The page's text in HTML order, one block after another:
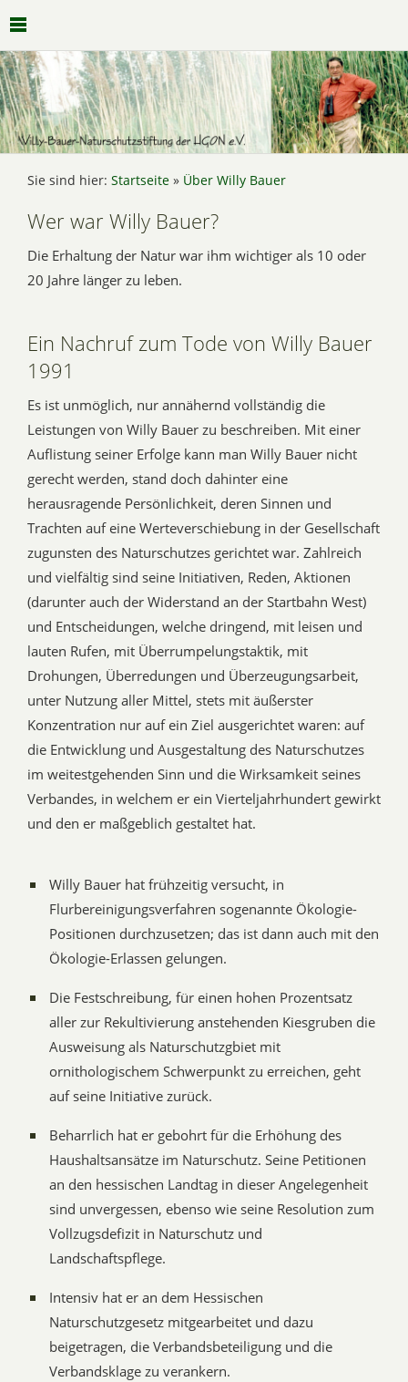
Sie sind hier: Startseite » Über Willy Bauer
Wer war Willy Bauer?
Die Erhaltung der Natur war ihm wichtiger als 10 oder
20 Jahre länger zu leben.
Ein Nachruf zum Tode von Willy Bauer
1991
Es ist unmöglich, nur annähernd vollständig die
Leistungen von Willy Bauer zu beschreiben. Mit einer
Auflistung seiner Erfolge kann man Willy Bauer nicht
gerecht werden, stand doch dahinter eine
herausragende Persönlichkeit, deren Sinnen und
Trachten auf eine Werteverschiebung in der Gesellschaft
zugunsten des Naturschutzes gerichtet war. Zahlreich
und vielfältig sind seine Initiativen, Reden, Aktionen
(darunter auch der Widerstand an der Startbahn West)
und Entscheidungen, welche dringend, mit leisen und
lauten Rufen, mit Überrumpelungstaktik, mit
Drohungen, Überredungen und Überzeugungsarbeit,
unter Nutzung aller Mittel, stets mit äußerster
Konzentration nur auf ein Ziel ausgerichtet waren: auf
die Entwicklung und Ausgestaltung des Naturschutzes
im weitestgehenden Sinn und die Wirksamkeit seines
Verbandes, in welchem er ein Vierteljahrhundert gewirkt
und den er maßgeblich gestaltet hat.
Willy Bauer hat frühzeitig versucht, in
Flurbereinigungsverfahren sogenannte Ökologie-
Positionen durchzusetzen; das ist dann auch mit den
Ökologie-Erlassen gelungen.
Die Festschreibung, für einen hohen Prozentsatz
aller zur Rekultivierung anstehenden Kiesgruben die
Ausweisung als Naturschutzgbiet mit
ornithologischem Schwerpunkt zu erreichen, geht
auf seine Initiative zurück.
Beharrlich hat er gebohrt für die Erhöhung des
Haushaltsansätze im Naturschutz. Seine Petitionen
an den hessischen Landtag in dieser Angelegenheit
sind unvergessen, ebenso wie seine Resolution zum
Vollzugsdefizit in Naturschutz und
Landschaftspflege.
Intensiv hat er an dem Hessischen
Naturschutzgesetz mitgearbeitet und dazu
beigetragen, die Verbandsbeteiligung und die
Verbandsklage zu verankern.